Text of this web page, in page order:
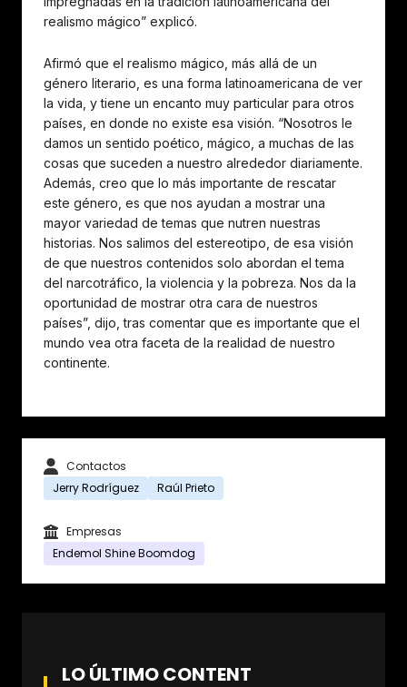
realismo mágico” explicó.
Afirmó que el realismo mágico, más allá de un
género literario, es una forma latinoamericana de ver
la vida, y tiene un encanto muy particular para otros
países, en donde no existe esa visión. “Nosotros le
damos un sentido poético, mágico, a muchas de las
cosas que suceden a nuestro alrededor diariamente.
Además, creo que lo más importante de rescatar
este género, es que nos ayudan a mostrar una
mayor variedad de temas que nutren nuestras
historias. Nos salimos del estereotipo, de esa visión
de que nuestros contenidos solo abordan el tema
del narcotráfico, la violencia y la pobreza. Nos da la
oportunidad de mostrar otra cara de nuestros
países”, dijo, tras comentar que es importante que el
mundo vea otra faceta de la realidad de nuestro
continente.
Contactos
Jerry Rodríguez
Raúl Prieto
Empresas
Endemol Shine Boomdog
LO ÚLTIMO CONTENT